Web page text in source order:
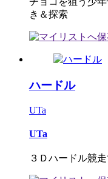
き＆探索
ハードル
UTa
UTa
３Ｄハードル競走